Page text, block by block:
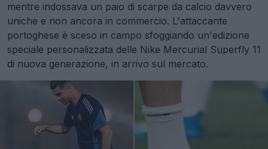
mentre indossava un paio di scarpe da calcio davvero
uniche e non ancora in commercio. L'attaccante
portoghese è sceso in campo sfoggiando un'edizione
speciale personalizzata delle Nike Mercurial Superfly 11
di nuova generazione, in arrivo sul mercato.